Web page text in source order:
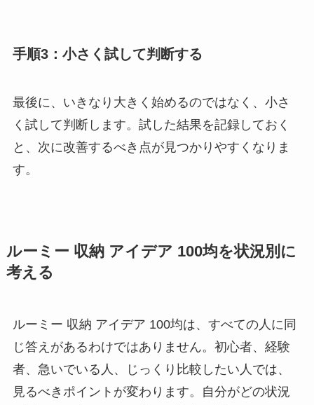
手順3：小さく試して判断する
最後に、いきなり大きく始めるのではなく、小さ
く試して判断します。試した結果を記録しておく
と、次に改善するべき点が見つかりやすくなりま
す。
ルーミー 収納 アイデア 100均を状況別に
考える
ルーミー 収納 アイデア 100均は、すべての人に同
じ答えがあるわけではありません。初心者、経験
者、急いでいる人、じっくり比較したい人では、
見るべきポイントが変わります。自分がどの状況